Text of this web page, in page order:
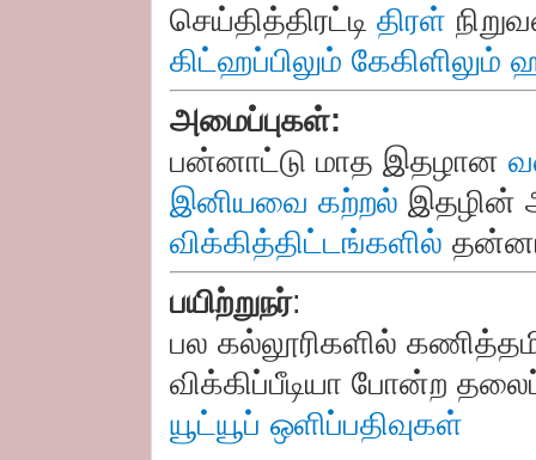
செய்தித்திரட்டி திரள்
கிட்ஹப்பிலும் கேகிளிலும்
அமைப்புகள்:
பன்னாட்டு மாத இதழான
இனியவை கற்றல் இதழின்
விக்கித்திட்டங்களில்
பயிற்றுநர்:
பல கல்லூரிகளில்
விக்கிப்பீடியா போன்ற
யூட்யூப் ஒளிப்பதிவுகள்